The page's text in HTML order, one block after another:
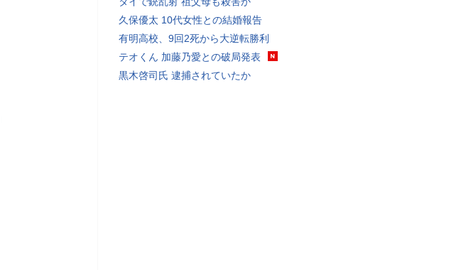
久保優太 10代女性との結婚報告
有明高校、9回2死から大逆転勝利
テオくん 加藤乃愛との破局発表
黒木啓司氏 逮捕されていたか